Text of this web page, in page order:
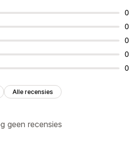
0
0
0
0
0
Alle recensies
geen recensies